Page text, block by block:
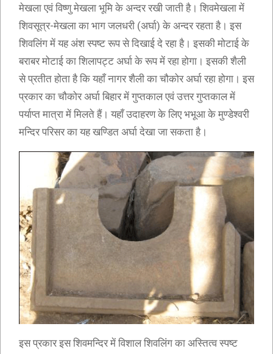
मेखला एवं विष्णु मेखला भूमि के अन्दर रखी जाती है। शिवमेखला में
शिवसूत्र-मेखला का भाग जलधरी (अर्घा) के अन्दर रहता है। इस
शिवलिंग में यह अंश स्पष्ट रूप से दिखाई दे रहा है। इसकी मोटाई के
बराबर मोटाई का शिलापट्ट अर्घा के रूप में रहा होगा। इसकी शैली
से प्रतीत होता है कि यहाँ नागर शैली का चौकोर अर्घा रहा होगा। इस
प्रकार का चौकोर अर्घा बिहार में गुप्तकाल एवं उत्तर गुप्तकाल में
पर्याप्त मात्रा में मिलते हैं। यहाँ उदाहरण के लिए भभूआ के मुण्डेश्वरी
मन्दिर परिसर का यह खण्डित अर्घा देखा जा सकता है।
इस प्रकार इस शिवमन्दिर में विशाल शिवलिंग का अस्तित्व स्पष्ट